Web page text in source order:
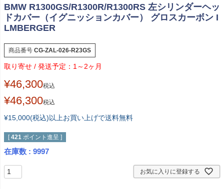
BMW R1300GS/R1300R/R1300RS 左シリンダーヘッ
ドカバー（イグニッションカバー） グロスカーボン I
LMBERGER
商品番号 CG-ZAL-026-R23GS
1～2ヶ月
¥46,300税込
¥46,300税込
¥15,000(税込)以上お買い上げで送料無料
[ 421 ポイント進呈 ]
在庫数 9997
お気に入りに登録する